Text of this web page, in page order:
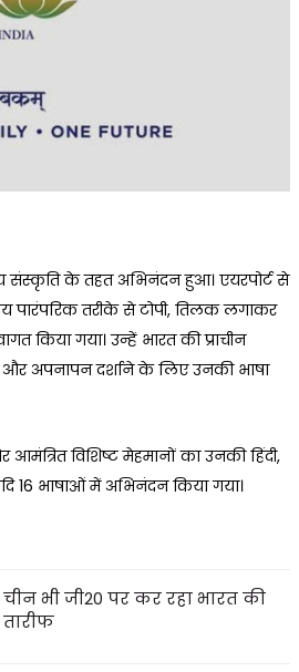
संस्कृति के तहत अभिनंदन हुआ। एयरपोर्ट से
पारंपरिक तरीके से टोपी, तिलक लगाकर
किया गया। उन्हें भारत की प्राचीन
अपनापन दर्शाने के लिए उनकी भाषा
विशिष्ट मेहमानों का उनकी हिंदी,
16 भाषाओं में अभिनंदन किया गया।
चीन भी जी20 पर कर रहा भारत की
तारीफ